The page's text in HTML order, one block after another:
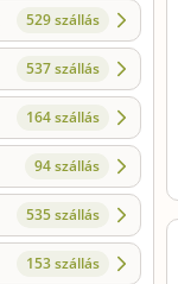
529 szállás
537 szállás
164 szállás
94 szállás
535 szállás
153 szállás